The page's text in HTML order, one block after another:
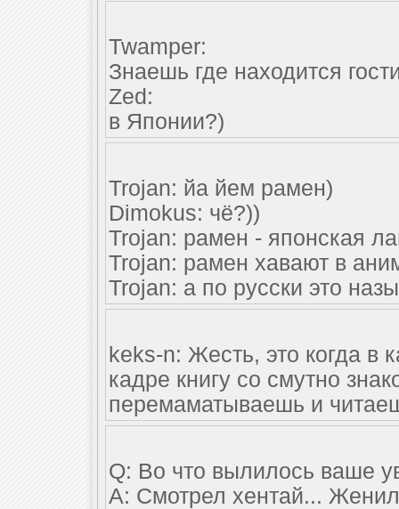
Twamper:
Знаешь где находится
Zed:
в Японии?)
Trojan: йа йем рамен)
Dimokus: чё?))
Trojan: рамен - японская
Trojan: рамен хавают в
Trojan: а по русски это
keks-n: Жесть, это когда в
кадре книгу со смутно
перемаматываешь и
Q: Во что вылилось ваше
A: Смотрел хентай...